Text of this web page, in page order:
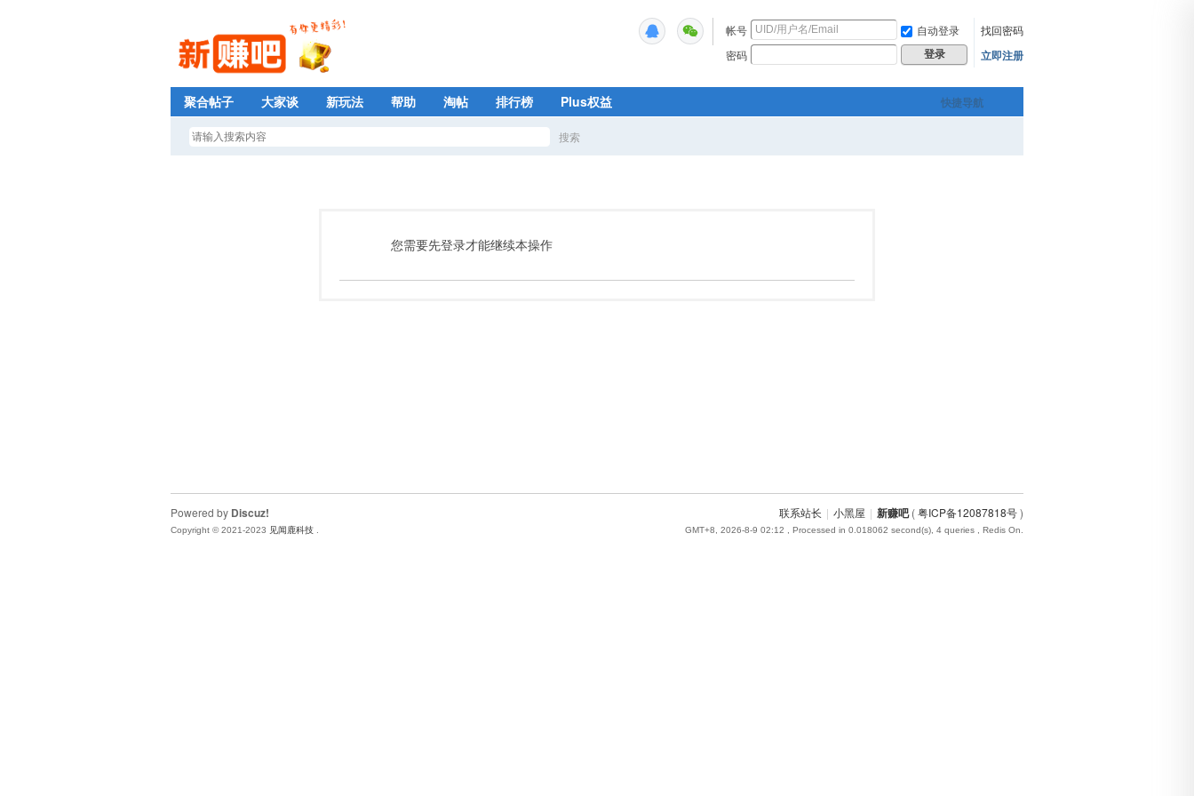
帐号 自动登录
找回密码
密码
登录 立即注册
快捷导航
聚合帖子 大家谈 新玩法 帮助 淘帖 排行榜 Plus权益
搜索
您需要先登录才能继续本操作
联系站长 | 小黑屋 | 新赚吧(粤ICP备12087818号)
GMT+8, 2026-8-9 02:12 , Processed in 0.018062 second(s), 4 queries , Redis On.
Powered by Discuz!
Copyright © 2021-2023 见闻鹿科技